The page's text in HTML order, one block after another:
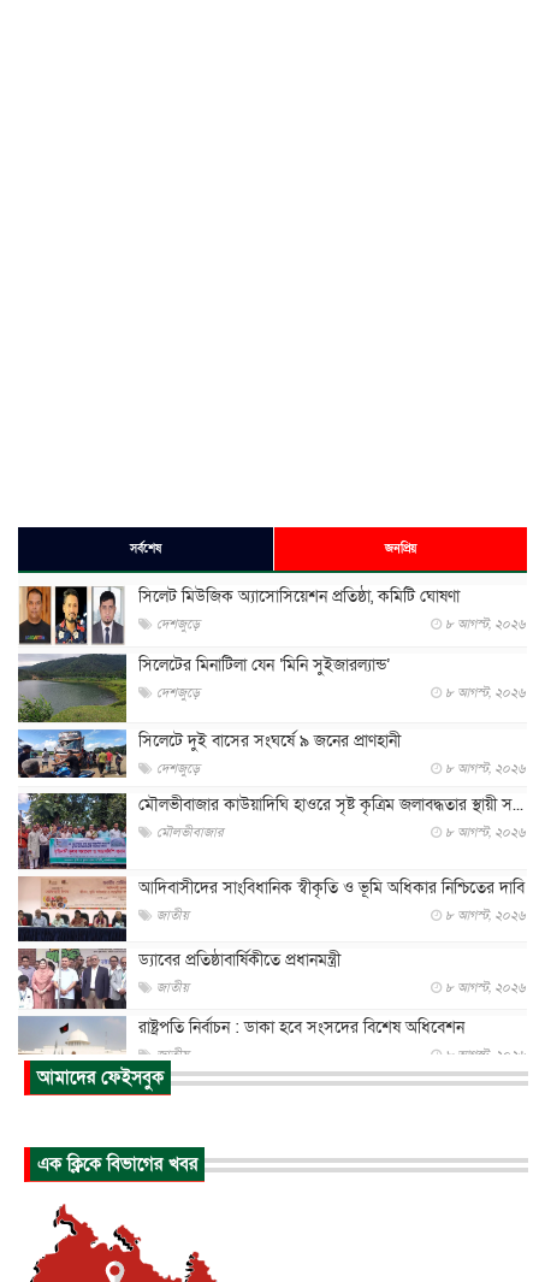
সর্বশেষ জনপ্রিয়
সিলেট মিউজিক অ্যাসোসিয়েশন প্রতিষ্ঠা, কমিটি ঘোষণা
দেশজুড়ে ৮ আগস্ট, ২০২৬
সিলেটের মিনাটিলা যেন ‘মিনি সুইজারল্যান্ড’
দেশজুড়ে ৮ আগস্ট, ২০২৬
সিলেটে দুই বাসের সংঘর্ষে ৯ জনের প্রাণহানী
দেশজুড়ে ৮ আগস্ট, ২০২৬
মৌলভীবাজার কাউয়াদিঘি হাওরে সৃষ্ট কৃত্রিম জলাবদ্ধতার স্থায়ী স...
মৌলভীবাজার ৮ আগস্ট, ২০২৬
আদিবাসীদের সাংবিধানিক স্বীকৃতি ও ভূমি অধিকার নিশ্চিতের দাবি
জাতীয় ৮ আগস্ট, ২০২৬
ড্যাবের প্রতিষ্ঠাবার্ষিকীতে প্রধানমন্ত্রী
জাতীয় ৮ আগস্ট, ২০২৬
রাষ্ট্রপতি নির্বাচন : ডাকা হবে সংসদের বিশেষ অধিবেশন
জাতীয় ৮ আগস্ট, ২০২৬
প্রধানমন্ত্রীর সঙ্গে সাক্ষাতে খুদে শিল্পী অনুশ্রী রায়ের স্বপ...
পাকিস্তান-তুরস্কের সঙ্গে প্রতিরক্ষা চুক্তি সৌদি আরবকে কতটা ন...
যুক্তরাজ্যে গ্রুমিং কেলেঙ্কারি : পাকিস্তানির অপরাধে অস্বস্তি...
আন্তর্জাতিক
আমাদের ফেইসবুক
এক ক্লিকে বিভাগের খবর